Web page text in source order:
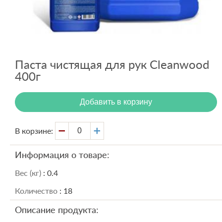
Регистрация
Паста чистящая для рук Cleanwood
400г
Добавить в корзину
В корзине:
Информация о товаре:
Вес (кг) : 0.4
Количество : 18
Описание продукта: